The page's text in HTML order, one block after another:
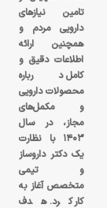
تامین نیازهای
دارویی مردم و
همچنین ارائه
اطلاعات دقیق و
کامل درباره
محصولات دارویی
و مکمل‌های
مجاز، در سال
۱۴۰۳ با نظارت
یک دکتر داروساز
و تیمی
متخصص آغاز به
کار کرد. هدف